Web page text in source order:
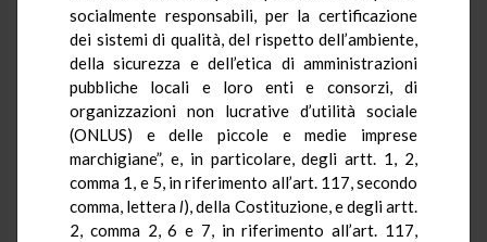
socialmente responsabili, per la certificazione
dei sistemi di qualità, del rispetto dell’ambiente,
della sicurezza e dell’etica di amministrazioni
pubbliche locali e loro enti e consorzi, di
organizzazioni non lucrative d’utilità sociale
(ONLUS) e delle piccole e medie imprese
marchigiane”, e, in particolare, degli artt. 1, 2,
comma 1, e 5, in riferimento all’art. 117, secondo
comma, letteral), della Costituzione, e degli artt.
2, comma 2, 6 e 7, in riferimento all’art. 117,